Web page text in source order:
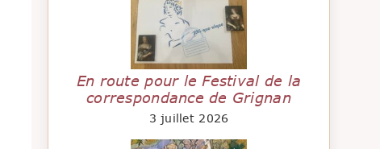
En route pour le Festival de la
correspondance de Grignan
3 juillet 2026